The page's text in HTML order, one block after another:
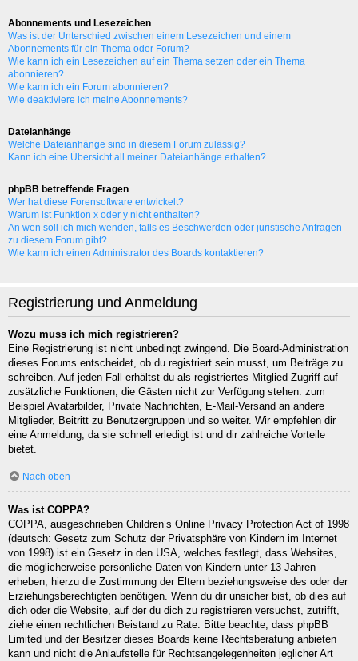
Abonnements und Lesezeichen
Was ist der Unterschied zwischen einem Lesezeichen und einem
Abonnements für ein Thema oder Forum?
Wie kann ich ein Lesezeichen auf ein Thema setzen oder ein Thema
abonnieren?
Wie kann ich ein Forum abonnieren?
Wie deaktiviere ich meine Abonnements?
Dateianhänge
Welche Dateianhänge sind in diesem Forum zulässig?
Kann ich eine Übersicht all meiner Dateianhänge erhalten?
phpBB betreffende Fragen
Wer hat diese Forensoftware entwickelt?
Warum ist Funktion x oder y nicht enthalten?
An wen soll ich mich wenden, falls es Beschwerden oder juristische Anfragen
zu diesem Forum gibt?
Wie kann ich einen Administrator des Boards kontaktieren?
Registrierung und Anmeldung
Wozu muss ich mich registrieren?
Eine Registrierung ist nicht unbedingt zwingend. Die Board-Administration
dieses Forums entscheidet, ob du registriert sein musst, um Beiträge zu
schreiben. Auf jeden Fall erhältst du als registriertes Mitglied Zugriff auf
zusätzliche Funktionen, die Gästen nicht zur Verfügung stehen: zum
Beispiel Avatarbilder, Private Nachrichten, E-Mail-Versand an andere
Mitglieder, Beitritt zu Benutzergruppen und so weiter. Wir empfehlen dir
eine Anmeldung, da sie schnell erledigt ist und dir zahlreiche Vorteile
bietet.
Nach oben
Was ist COPPA?
COPPA, ausgeschrieben Children’s Online Privacy Protection Act of 1998
(deutsch: Gesetz zum Schutz der Privatsphäre von Kindern im Internet
von 1998) ist ein Gesetz in den USA, welches festlegt, dass Websites,
die möglicherweise persönliche Daten von Kindern unter 13 Jahren
erheben, hierzu die Zustimmung der Eltern beziehungsweise des oder der
Erziehungsberechtigten benötigen. Wenn du dir unsicher bist, ob dies auf
dich oder die Website, auf der du dich zu registrieren versuchst, zutrifft,
ziehe einen rechtlichen Beistand zu Rate. Bitte beachte, dass phpBB
Limited und der Besitzer dieses Boards keine Rechtsberatung anbieten
kann und nicht die Anlaufstelle für Rechtsangelegenheiten jeglicher Art